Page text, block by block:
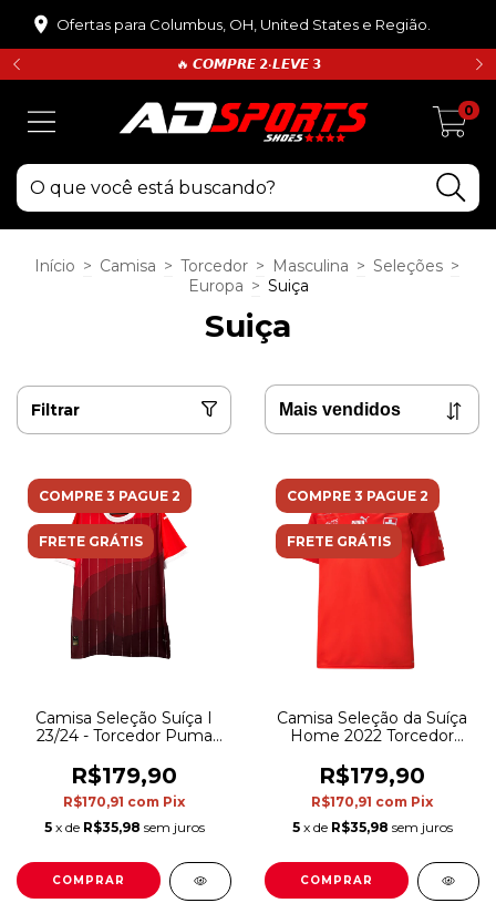
Ofertas para Columbus, OH, United States e Região.
🔥 𝘾𝙊𝙈𝙋𝙍𝙀 𝟮•𝙇𝙀𝙑𝙀 𝟯
0
Início > Camisa > Torcedor > Masculina > Seleções >
Europa > Suiça
Suiça
Filtrar
COMPRE 3 PAGUE 2
FRETE GRÁTIS
Camisa Seleção Suíça I
23/24 - Torcedor Puma
detalhes em branco
R$179,90
R$170,91 com Pix
5 x de R$35,98 sem juros
COMPRAR
COMPRE 3 PAGUE 2
FRETE GRÁTIS
Camisa Seleção da Suíça
Home 2022 Torcedor
Vermelha
R$179,90
R$170,91 com Pix
5 x de R$35,98 sem juros
COMPRAR